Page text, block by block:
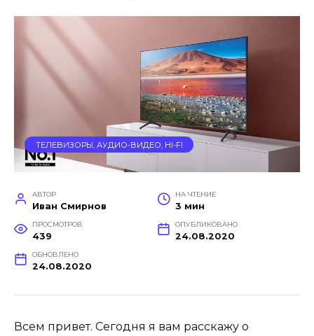
ТЕЛЕВИЗОРЫ, АУДИО-ВИДЕО, HI-FI
АВТОР
Иван Смирнов
НА ЧТЕНИЕ
3 мин
ПРОСМОТРОВ
439
ОПУБЛИКОВАНО
24.08.2020
ОБНОВЛЕНО
24.08.2020
Всем привет. Сегодня я вам расскажу о